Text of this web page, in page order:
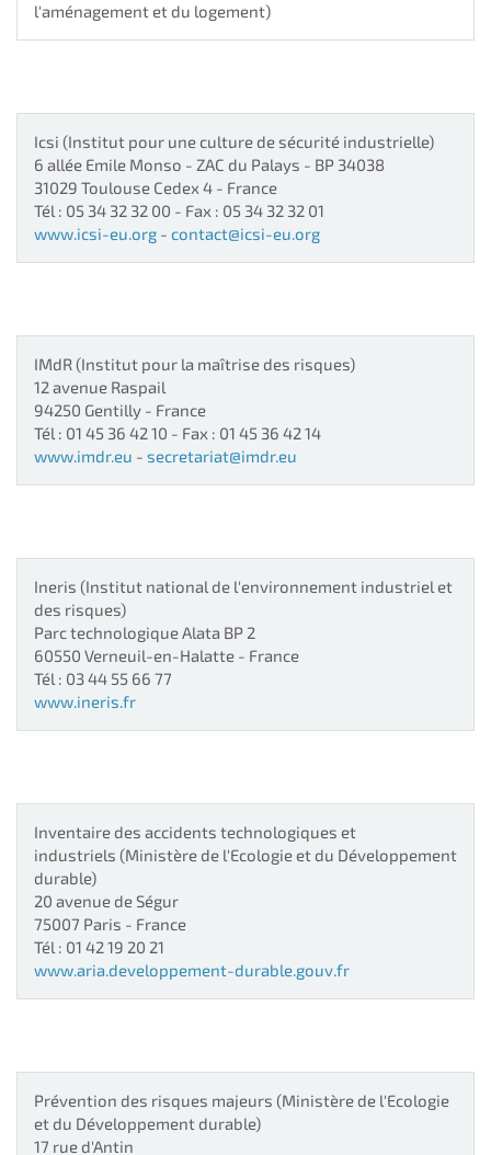
l'aménagement et du logement)
Icsi (Institut pour une culture de sécurité industrielle)
6 allée Emile Monso - ZAC du Palays - BP 34038
31029 Toulouse Cedex 4 - France
Tél : 05 34 32 32 00 - Fax : 05 34 32 32 01
www.icsi-eu.org - contact@icsi-eu.org
IMdR(Institut pour la maîtrise des risques)
12 avenue Raspail
94250 Gentilly - France
Tél : 01 45 36 42 10 - Fax : 01 45 36 42 14
www.imdr.eu - secretariat@imdr.eu
Ineris (Institut national de l'environnement industriel et
des risques)
Parc technologique Alata BP 2
60550 Verneuil-en-Halatte - France
Tél : 03 44 55 66 77
www.ineris.fr
Inventaire des accidents technologiques et
industriels (Ministère de l'Ecologie et du Développement
durable)
20 avenue de Ségur
75007 Paris - France
Tél : 01 42 19 20 21
www.aria.developpement-durable.gouv.fr
Prévention des risques majeurs (Ministère de l'Ecologie
et du Développement durable)
17 rue d'Antin